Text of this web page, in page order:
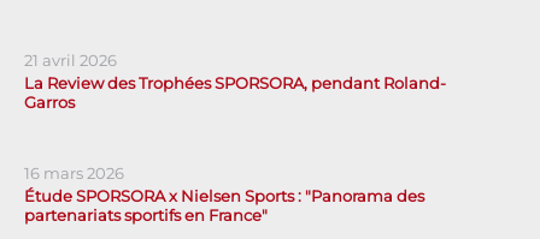
21 avril 2026
La Review des Trophées SPORSORA, pendant Roland-
Garros
16 mars 2026
Étude SPORSORA x Nielsen Sports : "Panorama des
partenariats sportifs en France"